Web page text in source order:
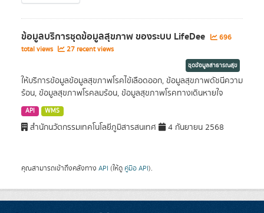
ข้อมูลบริการชุดข้อมูลสุขภาพ ของระบบ LifeDee
696
total views
27 recent views
ชุดข้อมูลสาธารณสุข
ให้บริการข้อมูลข้อมูลสุขภาพโรคไข้เลือดออก, ข้อมูลสุขภาพดัชนีความ
ร้อน, ข้อมูลสุขภาพโรคลมร้อน, ข้อมูลสุขภาพโรคทางเดินหายใจ
API WMS
สำนักนวัตกรรมเทคโนโลยีภูมิสารสนเทศ 4 กันยายน 2568
คุณสามารถเข้าถึงคลังทาง API (ให้ดู คู่มือ API).